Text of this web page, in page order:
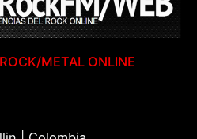
METAL ONLINE